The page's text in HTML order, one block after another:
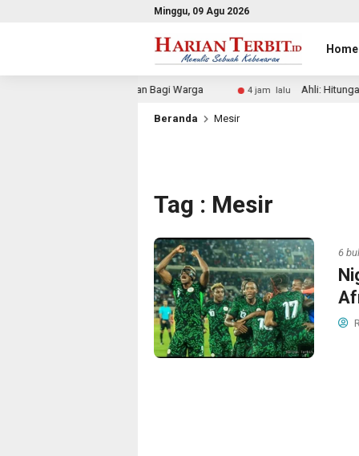
Minggu, 09 Agu 2026
Home
Asri & Fasilitas Aman Bagi Warga 4 jam lalu Ahli: Hitungan
Beranda Mesir
Tag : Mesir
6